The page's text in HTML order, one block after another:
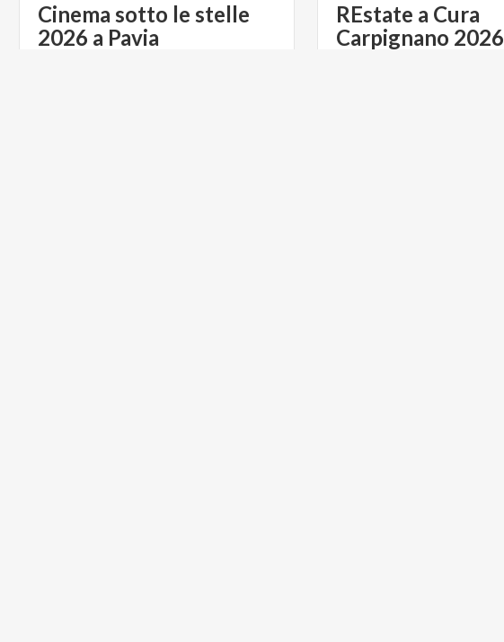
Cinema sotto le stelle
2026 a Pavia
REstate a Cura
Carpignano 2026